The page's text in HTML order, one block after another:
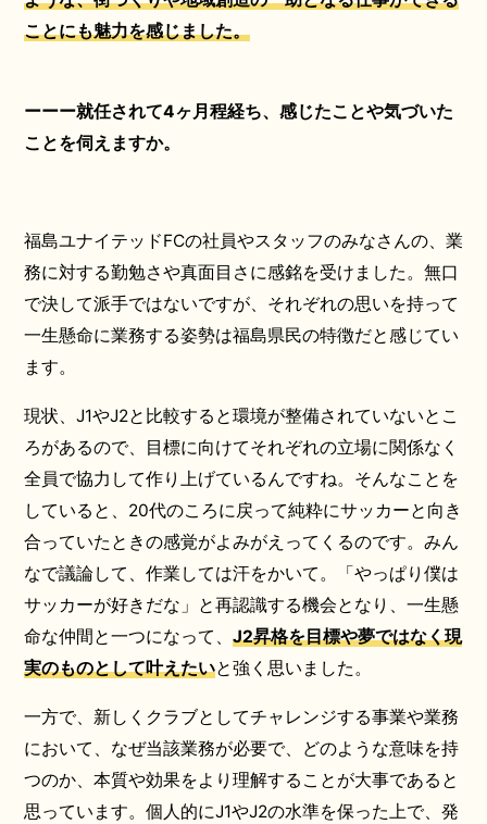
ことにも魅力を感じました。
ーーー就任されて4ヶ月程経ち、感じたことや気づいた
ことを伺えますか。
福島ユナイテッドFCの社員やスタッフのみなさんの、業
務に対する勤勉さや真面目さに感銘を受けました。無口
で決して派手ではないですが、それぞれの思いを持って
一生懸命に業務する姿勢は福島県民の特徴だと感じてい
ます。
現状、J1やJ2と比較すると環境が整備されていないとこ
ろがあるので、目標に向けてそれぞれの立場に関係なく
全員で協力して作り上げているんですね。そんなことを
していると、20代のころに戻って純粋にサッカーと向き
合っていたときの感覚がよみがえってくるのです。みん
なで議論して、作業しては汗をかいて。「やっぱり僕は
サッカーが好きだな」と再認識する機会となり、一生懸
命な仲間と一つになって、 J2昇格を目標や夢ではなく現
実のものとして叶えたいと強く思いました。
一方で、新しくクラブとしてチャレンジする事業や業務
において、なぜ当該業務が必要で、どのような意味を持
つのか、本質や効果をより理解することが大事であると
思っています。個人的にJ1やJ2の水準を保った上で、発